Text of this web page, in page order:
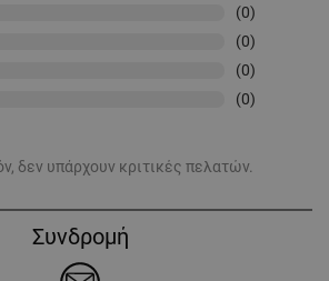
(0)
(0)
(0)
(0)
δεν υπάρχουν κριτικές πελατών.
Συνδρομή